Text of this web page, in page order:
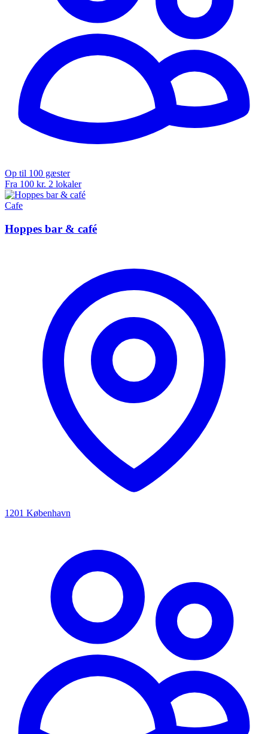
Op til 100 gæster
Fra 100 kr. 2 lokaler
Cafe
Hoppes bar & café
1201 København